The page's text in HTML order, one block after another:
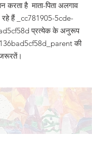
करता है माता-पिता अलगाव
हैं _cc781905-5cde-
प्रत्येक के अनुरूप
की